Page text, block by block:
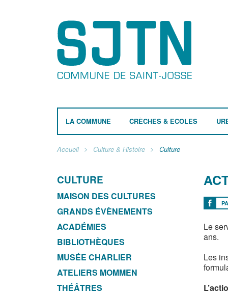
LA COMMUNE CRÈCHES & ECOLES
Accueil Culture & Histoire Culture
CULTURE
MAISON DES CULTURES
GRANDS ÉVÈNEMENTS
ACADÉMIES
BIBLIOTHÈQUES
MUSÉE CHARLIER
ATELIERS MOMMEN
THÉÂTRES
Le
ans.
Les